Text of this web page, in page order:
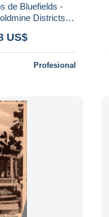
de Bluefields -
Districts -
US$
Profesional